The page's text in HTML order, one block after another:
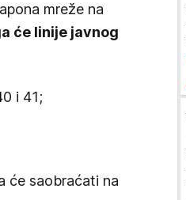
mreže na
će linije javnog
i 41;
će saobraćati na